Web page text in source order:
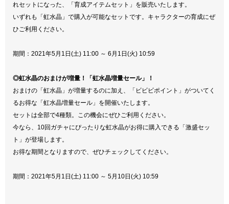
れセットになった、「育成アイテムセット」を販売いたします。
いずれも「虹水晶」で購入が可能なセットです。キャラクターの育成にぜ
ひご利用ください。
期間：2021年5月1日(土) 11:00 ～ 6月1日(火) 10:59
◎虹水晶のおまけが増量！「虹水晶増量セール」！
おまけの「虹水晶」が増量するのに加え、「ビビビポイント」がついてく
るお得な「虹水晶増量セール」を開催いたします。
セットは全部で4種類。この機会にぜひご利用ください。
今なら、10回ガチャにぴったりな虹水晶がお得に購入できる「激盛セッ
ト」が登場します。
お得な期間となりますので、ぜひチェックしてください。
期間：2021年5月1日(土) 11:00 ～ 5月10日(火) 10:59